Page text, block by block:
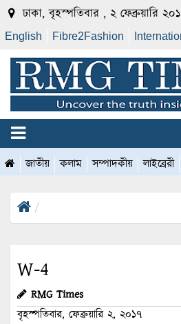
ঢাকা, বৃহস্পতিবার , ২ ফেব্রুয়ারি
English Fibre2Fashion
জাতীয় কলাম সম্পাদকীয় লাইব্রেরী
W-4
RMG Times
বৃহস্পতিবার, ফেব্রুয়ারি ২, ২০১৭